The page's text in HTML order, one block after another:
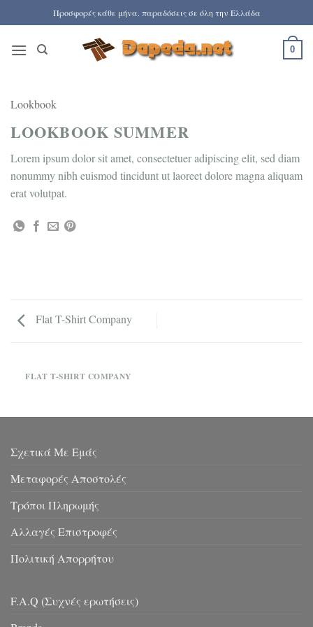
στο
περιεχόμενο
Προσφορές κάθε μήνα. παραδόσεις σε όλη την Ελλάδα
0
Lookbook
LOOKBOOK SUMMER
Lorem ipsum dolor sit amet, consectetuer adipiscing elit, sed diam
nonummy nibh euismod tincidunt ut laoreet dolore magna aliquam
erat volutpat.
Flat T-Shirt Company
FLAT T-SHIRT COMPANY
Σχετικά Με Εμάς
Μεταφορές Αποστολές
Τρόποι Πληρωμής
Αλλαγές Επιστροφές
Πολιτική Απορρήτου
F.A.Q (Συχνές ερωτήσεις)